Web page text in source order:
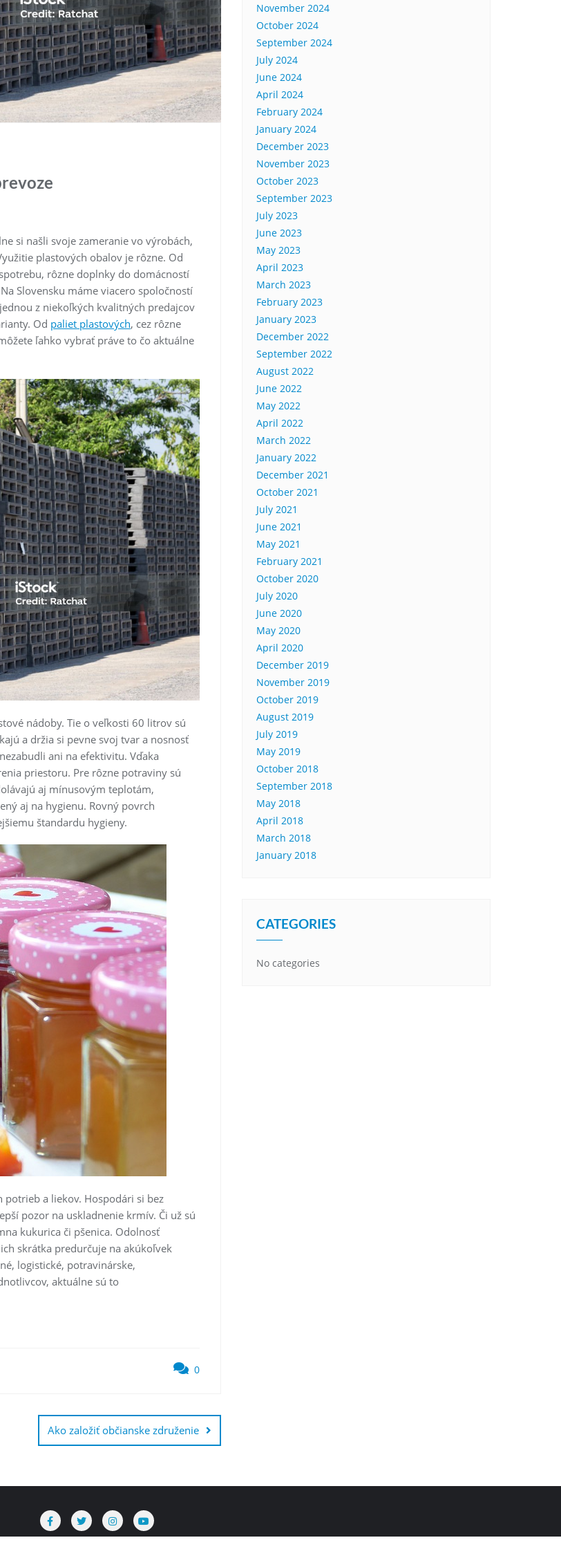
si našli svoje zameranie vo výrobách,
plastových obalov je rôzne. Od
rôzne doplnky do domácností
Slovensku máme viacero spoločností
z niekoľkých kvalitných predajcov
Od paliet plastových, cez rôzne
ľahko vybrať práve to čo aktuálne
nádoby. Tie o veľkosti 60 litrov sú
a držia si pevne svoj tvar a nosnosť
ani na efektivitu. Vďaka
priestoru. Pre rôzne potraviny sú
aj mínusovým teplotám,
aj na hygienu. Rovný povrch
štandardu hygieny.
a liekov. Hospodári si bez
pozor na uskladnenie krmív. Či už sú
kukurica či pšenica. Odolnosť
skrátka predurčuje na akúkoľvek
logistické, potravinárske,
aktuálne sú to
0
Ako založiť občianske združenie
November 2024
October 2024
September 2024
July 2024
June 2024
April 2024
February 2024
January 2024
December 2023
November 2023
October 2023
September 2023
July 2023
June 2023
May 2023
April 2023
March 2023
February 2023
January 2023
December 2022
September 2022
August 2022
June 2022
May 2022
April 2022
March 2022
January 2022
December 2021
October 2021
July 2021
June 2021
May 2021
February 2021
October 2020
July 2020
June 2020
May 2020
April 2020
December 2019
November 2019
October 2019
August 2019
July 2019
May 2019
October 2018
September 2018
May 2018
April 2018
March 2018
January 2018
CATEGORIES
No categories